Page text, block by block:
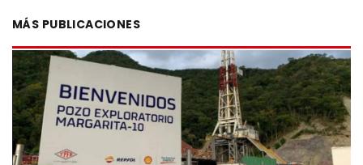
MÁS PUBLICACIONES